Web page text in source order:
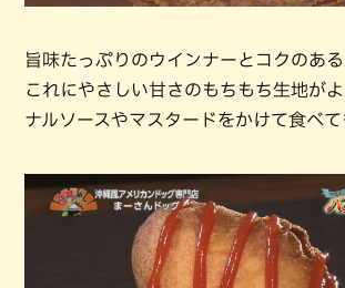
旨味たっぷりのウインナーとコクのある
これにやさしい甘さのもちもち生地が
ナルソースやマスタードをかけて食べて